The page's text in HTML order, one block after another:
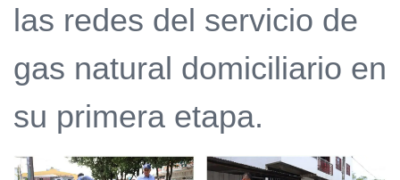
las redes del servicio de
gas natural domiciliario en
su primera etapa.